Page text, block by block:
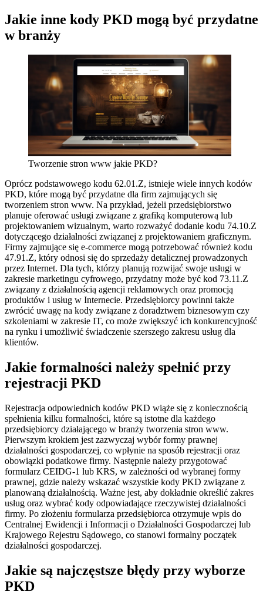
Jakie inne kody PKD mogą być przydatne
w branży
Tworzenie stron www jakie PKD?
Oprócz podstawowego kodu 62.01.Z, istnieje wiele innych kodów
PKD, które mogą być przydatne dla firm zajmujących się
tworzeniem stron www. Na przykład, jeżeli przedsiębiorstwo
planuje oferować usługi związane z grafiką komputerową lub
projektowaniem wizualnym, warto rozważyć dodanie kodu 74.10.Z
dotyczącego działalności związanej z projektowaniem graficznym.
Firmy zajmujące się e-commerce mogą potrzebować również kodu
47.91.Z, który odnosi się do sprzedaży detalicznej prowadzonych
przez Internet. Dla tych, którzy planują rozwijać swoje usługi w
zakresie marketingu cyfrowego, przydatny może być kod 73.11.Z
związany z działalnością agencji reklamowych oraz promocją
produktów i usług w Internecie. Przedsiębiorcy powinni także
zwrócić uwagę na kody związane z doradztwem biznesowym czy
szkoleniami w zakresie IT, co może zwiększyć ich konkurencyjność
na rynku i umożliwić świadczenie szerszego zakresu usług dla
klientów.
Jakie formalności należy spełnić przy
rejestracji PKD
Rejestracja odpowiednich kodów PKD wiąże się z koniecznością
spełnienia kilku formalności, które są istotne dla każdego
przedsiębiorcy działającego w branży tworzenia stron www.
Pierwszym krokiem jest zazwyczaj wybór formy prawnej
działalności gospodarczej, co wpłynie na sposób rejestracji oraz
obowiązki podatkowe firmy. Następnie należy przygotować
formularz CEIDG-1 lub KRS, w zależności od wybranej formy
prawnej, gdzie należy wskazać wszystkie kody PKD związane z
planowaną działalnością. Ważne jest, aby dokładnie określić zakres
usług oraz wybrać kody odpowiadające rzeczywistej działalności
firmy. Po złożeniu formularza przedsiębiorca otrzymuje wpis do
Centralnej Ewidencji i Informacji o Działalności Gospodarczej lub
Krajowego Rejestru Sądowego, co stanowi formalny początek
działalności gospodarczej.
Jakie są najczęstsze błędy przy wyborze
PKD